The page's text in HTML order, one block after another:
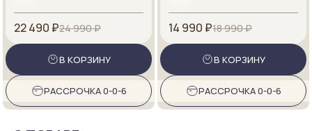
22 490 ₽24 990 ₽
В КОРЗИНУ
РАССРОЧКА 0-0-6
14 990 ₽18 990 ₽
В КОРЗИНУ
РАССРОЧКА 0-0-6